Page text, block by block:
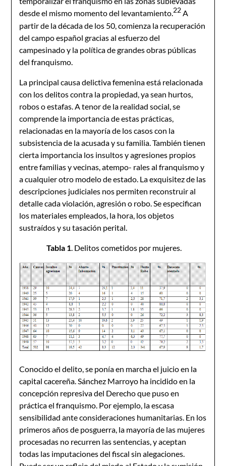
desde el mismo momento del levantamiento.22 A
partir de la década de los 50, comienza la recuperación
del campo español gracias al esfuerzo del
campesinado y la política de grandes obras públicas
del franquismo.
La principal causa delictiva femenina está relacionada
con los delitos contra la propiedad, ya sean hurtos,
robos o estafas. A tenor de la realidad social, se
comprende la importancia de estas prácticas,
relacionadas en la mayoría de los casos con la
subsistencia de la acusada y su familia. También tienen
cierta importancia los insultos y agresiones propios
entre familias y vecinas, atempo- rales al franquismo y
a cualquier otro modelo de estado. La exquisitez de las
descripciones judiciales nos permiten reconstruir al
detalle cada violación, agresión o robo. Se especifican
los materiales empleados, la hora, los objetos
sustraídos y su tasación perital.
Tabla 1. Delitos cometidos por mujeres.
Conocido el delito, se ponía en marcha el juicio en la
capital cacereña. Sánchez Marroyo ha incidido en la
concepción represiva del Derecho que puso en
práctica el franquismo. Por ejemplo, la escasa
sensibilidad ante consideraciones humanitarias. En los
primeros años de posguerra, la mayoría de las mujeres
procesadas no recurren las sentencias, y aceptan
todas las imputaciones del fiscal sin alegaciones.